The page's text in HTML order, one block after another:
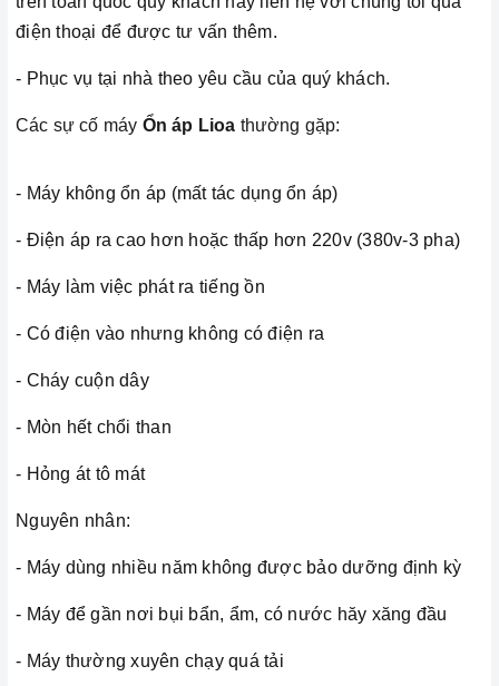
điện thoại để được tư vấn thêm.
- Phục vụ tại nhà theo yêu cầu của quý khách.
Các sự cố máy Ổn áp Lioa thường gặp:
- Máy không ổn áp (mất tác dụng ổn áp)
- Điện áp ra cao hơn hoặc thấp hơn 220v (380v-3 pha)
- Máy làm việc phát ra tiếng ồn
- Có điện vào nhưng không có điện ra
- Cháy cuộn dây
- Mòn hết chổi than
- Hỏng át tô mát
Nguyên nhân:
- Máy dùng nhiều năm không được bảo dưỡng định kỳ
- Máy để gần nơi bụi bẩn, ẩm, có nước hăy xăng đầu
- Máy thường xuyên chạy quá tải